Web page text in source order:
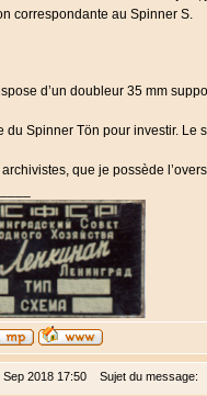
correspondante au Spinner S.
d’un doubleur 35 mm
du Spinner Tön pour investir.
archivistes, que je possède
2018 17:50 Sujet du message: